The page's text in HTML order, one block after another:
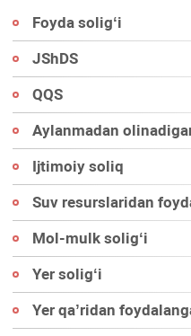
Foyda soligʻi
JShDS
QQS
Aylanmadan
Ijtimoiy soliq
Suv resurslaridan
Mol-mulk soligʻi
Yer soligʻi
Yer qa’ridan